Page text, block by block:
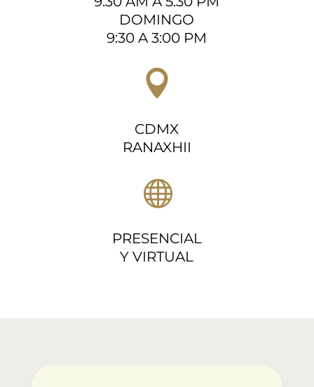
DOMINGO
9:30 A 3:00 PM

CDMX
RANAXHII

PRESENCIAL
Y VIRTUAL